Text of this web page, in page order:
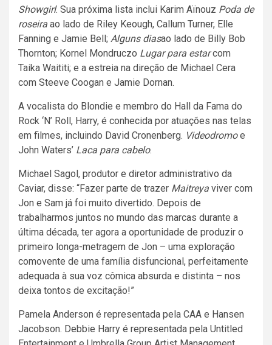
Showgirl. Sua próxima lista inclui Karim Aïnouz Poda de
roseira ao lado de Riley Keough, Callum Turner, Elle
Fanning e Jamie Bell; Alguns diasao lado de Billy Bob
Thornton; Kornel Mondruczo Lugar para estarcom
Taika Waititi; e a estreia na direção de Michael Cera
com Steeve Coogan e Jamie Dornan.
A vocalista do Blondie e membro do Hall da Fama do
Rock ‘N’ Roll, Harry, é conhecida por atuações nas telas
em filmes, incluindo David Cronenberg. Videodromoe
John Waters’ Laca para cabelo.
Michael Sagol, produtor e diretor administrativo da
Caviar, disse: “Fazer parte de trazer Maitreya viver com
Jon e Sam já foi muito divertido. Depois de
trabalharmos juntos no mundo das marcas durante a
última década, ter agora a oportunidade de produzir o
primeiro longa-metragem de Jon – uma exploração
comovente de uma família disfuncional, perfeitamente
adequada à sua voz cômica absurda e distinta – nos
deixa tontos de excitação!”
Pamela Anderson é representada pela CAA e Hansen
Jacobson. Debbie Harry é representada pela Untitled